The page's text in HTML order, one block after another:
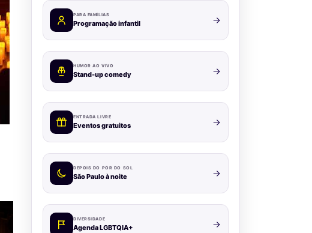
PARA FAMÍLIAS
Programação infantil
HUMOR AO VIVO
Stand-up comedy
ENTRADA LIVRE
Eventos gratuitos
DEPOIS DO PÔR DO SOL
São Paulo à noite
DIVERSIDADE
Agenda LGBTQIA+